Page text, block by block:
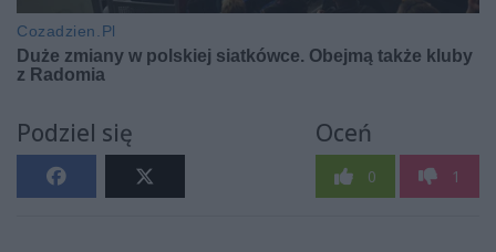
Podziel się Oceń
0 1